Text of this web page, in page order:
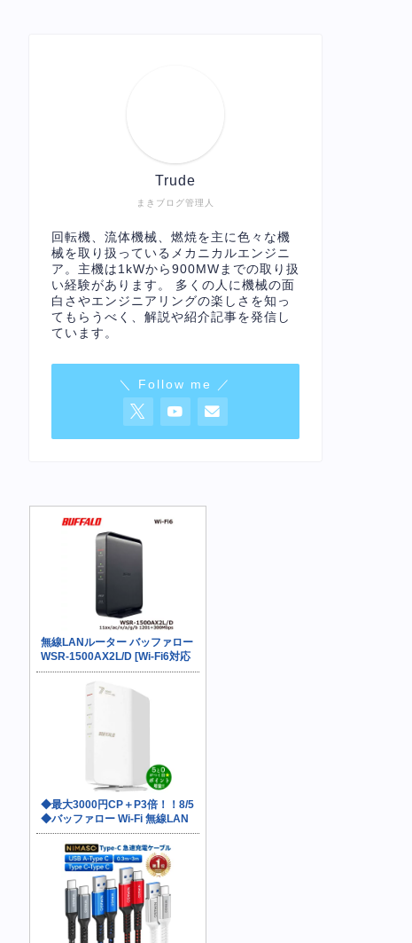
まきブログ管理人
Trude
回転機、流体機械、燃焼を主に色々な機
械を取り扱っているメカニカルエンジニ
ア。主機は1kWから900MWまでの取り扱
い経験があります。 多くの人に機械の面
白さやエンジニアリングの楽しさを知っ
てもらうべく、解説や紹介記事を発信し
ています。
＼ Follow me ／